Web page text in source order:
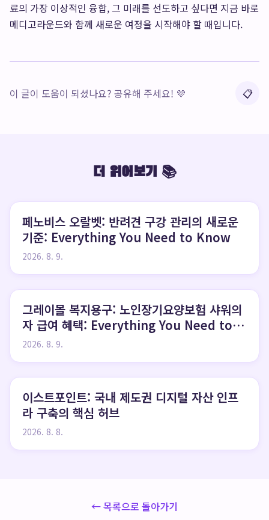
료의 가장 이상적인 융합, 그 미래를 선도하고 싶다면 지금 바로
메디고라운드와 함께 새로운 여정을 시작해야 할 때입니다.
이 글이 도움이 되셨나요? 공유해 주세요! 💜 📋
더 읽어보기 📚
페노비스 오랄벳: 반려견 구강 관리의 새로운
기준: Everything You Need to Know
2026. 8. 9.
그레이몰 복지용구: 노인장기요양보험 샤워의
자 급여 혜택: Everything You Need to
Know
2026. 8. 9.
이스트포인트: 국내 제도권 디지털 자산 인프
라 구축의 핵심 허브
2026. 8. 8.
← 목록으로 돌아가기